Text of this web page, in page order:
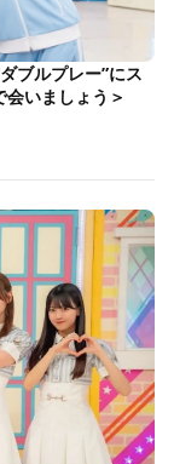
ブルプレー”にス
いましょう＞